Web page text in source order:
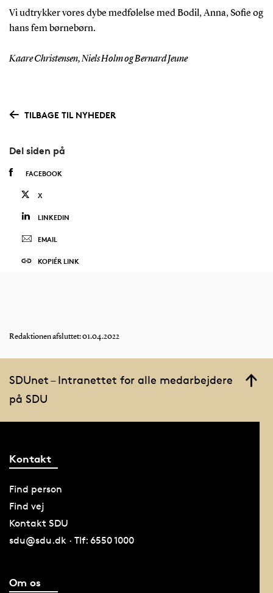
Vi udtrykker vores dybe medfølelse med Bodil, Anna, Sofie og
hans fem børnebørn.
Kaare Christensen, Niels Holm og Bernard Jeune
TILBAGE TIL NYHEDER
Del siden på
FACEBOOK
X
LINKEDIN
EMAIL
KOPIÉR LINK
Redaktionen afsluttet: 01.04.2022
SDUnet – Intranettet for alle medarbejdere
på SDU
Kontakt
Find person
Find vej
Kontakt SDU
sdu@sdu.dk · Tlf: 6550 1000
Om os